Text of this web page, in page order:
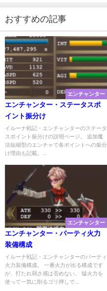
おすすめの記事
エンチャンター
エンチャンター・ステータスポ
イント振分け
イルーナ戦記・エンチャンターのステータ
スポイント振分けの説明ページ。 追加魔
法短縮型のエンチャで各ポイントへの振分
け理由も記載。...
エンチャンター
エンチャンター・パーティ火力
装備構成
イルーナ戦記・エンチャンターのパーティ
火力装備構成。 一番火力が出る構成です
が、打たれ弱さ感は否めない。 猛火力を
使って一気に削るゴリ押しで...